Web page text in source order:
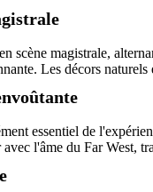
scène magistrale,
Les décors
essentiel de
l'âme du Far West,